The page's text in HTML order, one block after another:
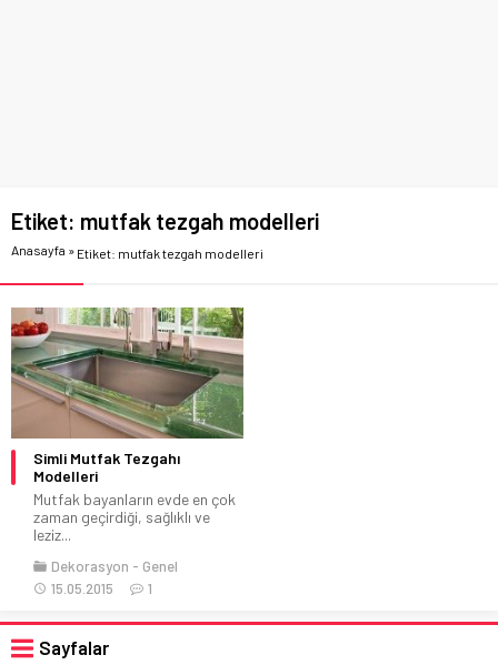
Etiket: mutfak tezgah modelleri
Anasayfa » Etiket: mutfak tezgah modelleri
Simli Mutfak Tezgahı
Modelleri
Mutfak bayanların evde en çok
zaman geçirdiği, sağlıklı ve
leziz...
Dekorasyon
Genel
15.05.2015
1
Sayfalar